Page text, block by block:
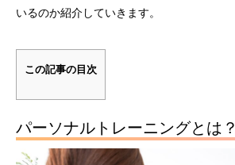
いるのか紹介していきます。
この記事の目次
パーソナルトレーニングとは？